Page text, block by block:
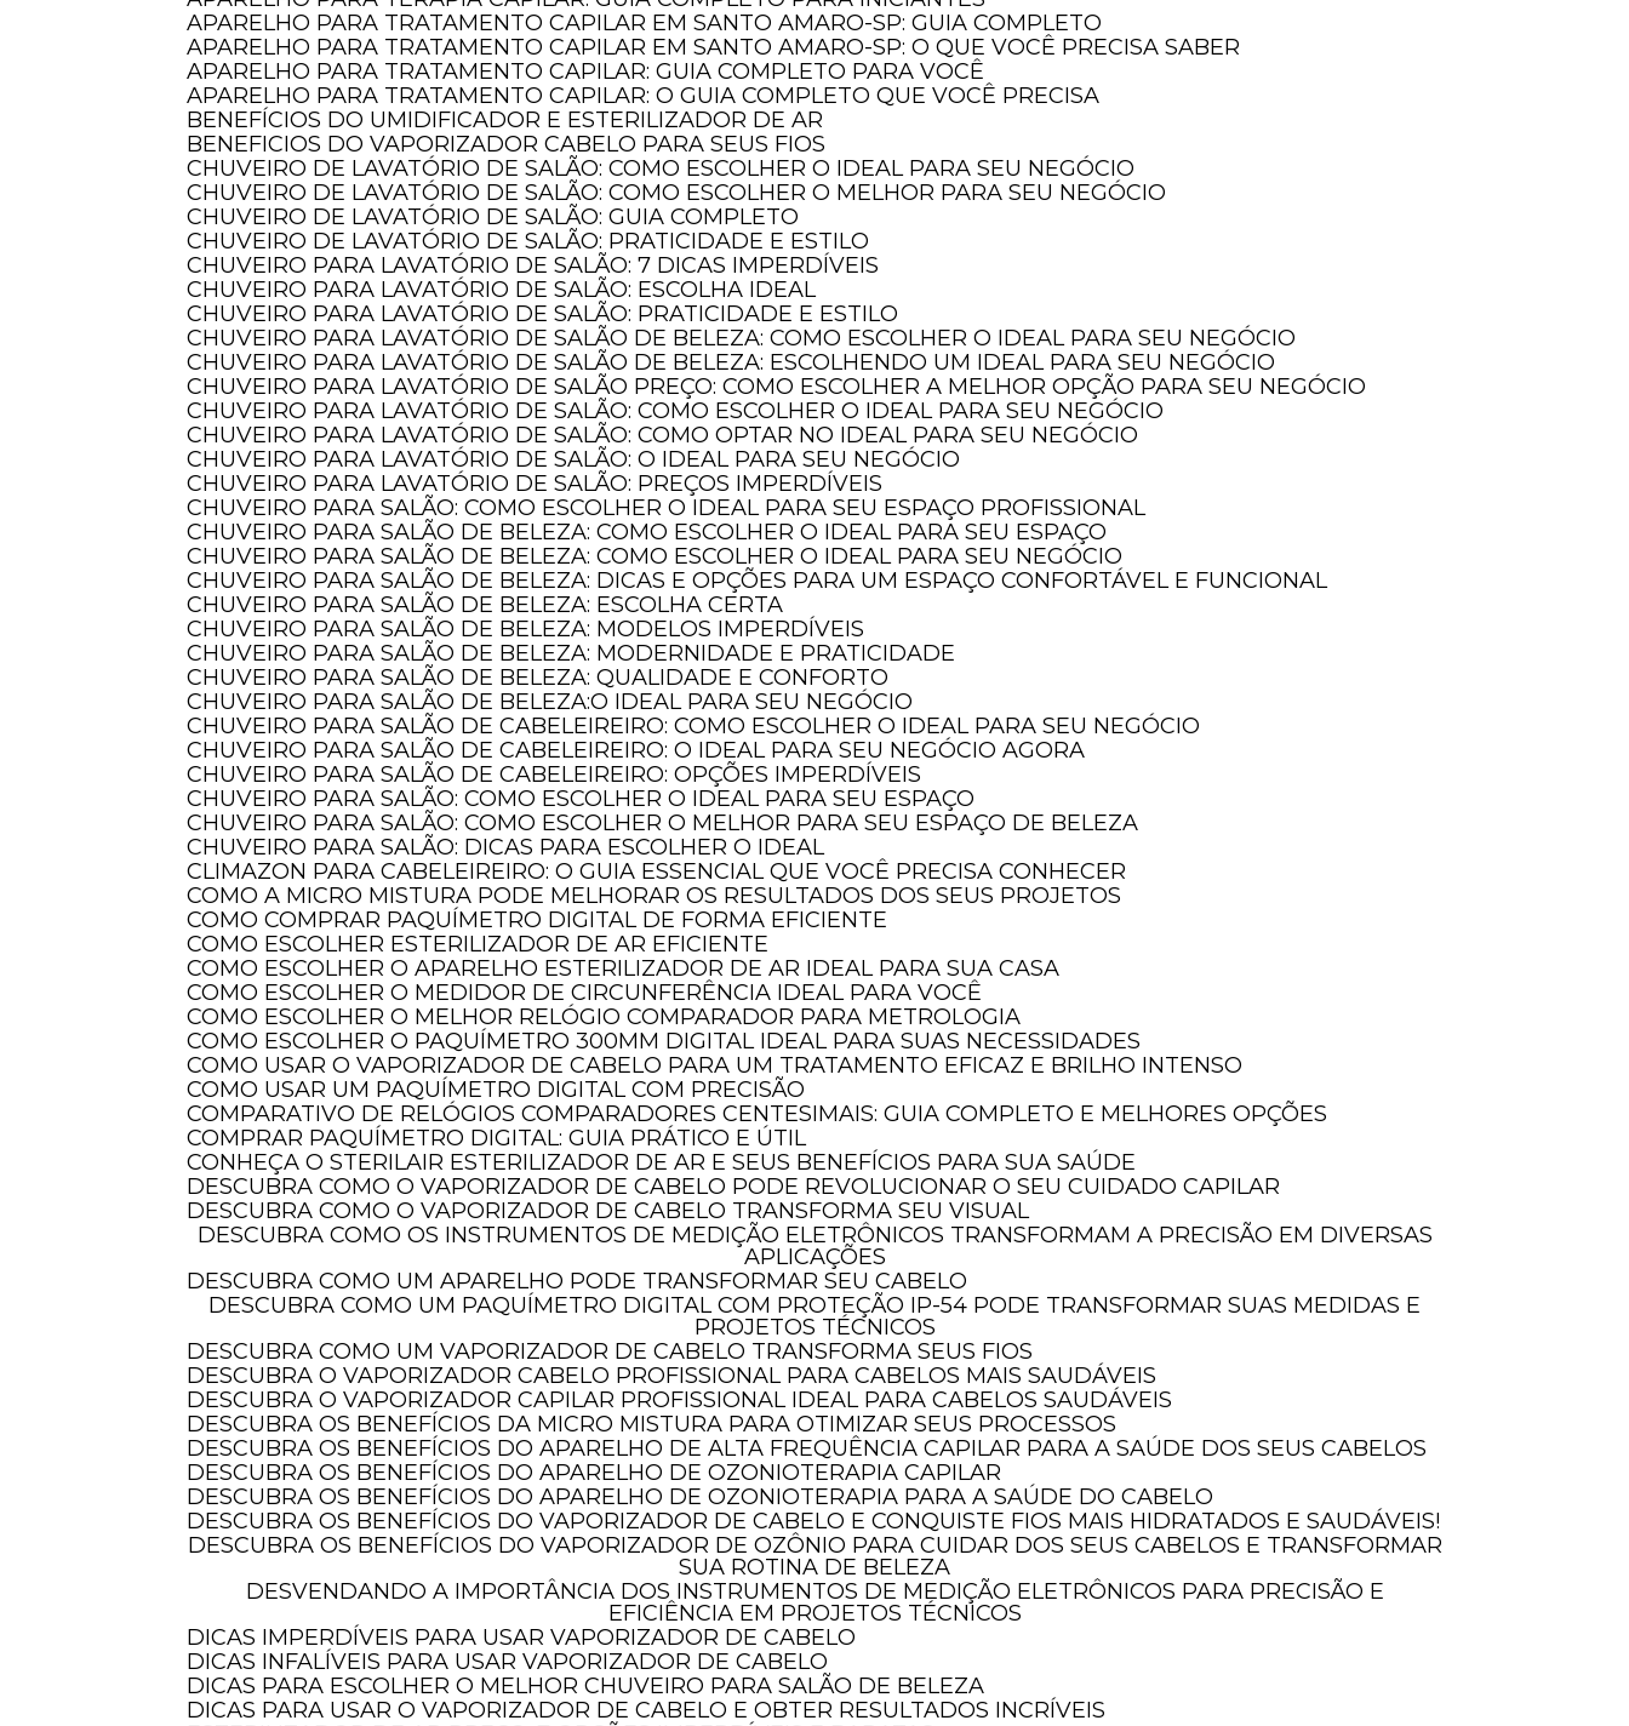
APARELHO PARA TRATAMENTO CAPILAR EM SANTO AMARO-SP: GUIA COMPLETO
APARELHO PARA TRATAMENTO CAPILAR EM SANTO AMARO-SP: O QUE VOCÊ PRECISA SABER
APARELHO PARA TRATAMENTO CAPILAR: GUIA COMPLETO PARA VOCÊ
APARELHO PARA TRATAMENTO CAPILAR: O GUIA COMPLETO QUE VOCÊ PRECISA
BENEFÍCIOS DO UMIDIFICADOR E ESTERILIZADOR DE AR
BENEFICIOS DO VAPORIZADOR CABELO PARA SEUS FIOS
CHUVEIRO DE LAVATÓRIO DE SALÃO: COMO ESCOLHER O IDEAL PARA SEU NEGÓCIO
CHUVEIRO DE LAVATÓRIO DE SALÃO: COMO ESCOLHER O MELHOR PARA SEU NEGÓCIO
CHUVEIRO DE LAVATÓRIO DE SALÃO: GUIA COMPLETO
CHUVEIRO DE LAVATÓRIO DE SALÃO: PRATICIDADE E ESTILO
CHUVEIRO PARA LAVATÓRIO DE SALÃO: 7 DICAS IMPERDÍVEIS
CHUVEIRO PARA LAVATÓRIO DE SALÃO: ESCOLHA IDEAL
CHUVEIRO PARA LAVATÓRIO DE SALÃO: PRATICIDADE E ESTILO
CHUVEIRO PARA LAVATÓRIO DE SALÃO DE BELEZA: COMO ESCOLHER O IDEAL PARA SEU NEGÓCIO
CHUVEIRO PARA LAVATÓRIO DE SALÃO DE BELEZA: ESCOLHENDO UM IDEAL PARA SEU NEGÓCIO
CHUVEIRO PARA LAVATÓRIO DE SALÃO PREÇO: COMO ESCOLHER A MELHOR OPÇÃO PARA SEU NEGÓCIO
CHUVEIRO PARA LAVATÓRIO DE SALÃO: COMO ESCOLHER O IDEAL PARA SEU NEGÓCIO
CHUVEIRO PARA LAVATÓRIO DE SALÃO: COMO OPTAR NO IDEAL PARA SEU NEGÓCIO
CHUVEIRO PARA LAVATÓRIO DE SALÃO: O IDEAL PARA SEU NEGÓCIO
CHUVEIRO PARA LAVATÓRIO DE SALÃO: PREÇOS IMPERDÍVEIS
CHUVEIRO PARA SALÃO: COMO ESCOLHER O IDEAL PARA SEU ESPAÇO PROFISSIONAL
CHUVEIRO PARA SALÃO DE BELEZA: COMO ESCOLHER O IDEAL PARA SEU ESPAÇO
CHUVEIRO PARA SALÃO DE BELEZA: COMO ESCOLHER O IDEAL PARA SEU NEGÓCIO
CHUVEIRO PARA SALÃO DE BELEZA: DICAS E OPÇÕES PARA UM ESPAÇO CONFORTÁVEL E FUNCIONAL
CHUVEIRO PARA SALÃO DE BELEZA: ESCOLHA CERTA
CHUVEIRO PARA SALÃO DE BELEZA: MODELOS IMPERDÍVEIS
CHUVEIRO PARA SALÃO DE BELEZA: MODERNIDADE E PRATICIDADE
CHUVEIRO PARA SALÃO DE BELEZA: QUALIDADE E CONFORTO
CHUVEIRO PARA SALÃO DE BELEZA:O IDEAL PARA SEU NEGÓCIO
CHUVEIRO PARA SALÃO DE CABELEIREIRO: COMO ESCOLHER O IDEAL PARA SEU NEGÓCIO
CHUVEIRO PARA SALÃO DE CABELEIREIRO: O IDEAL PARA SEU NEGÓCIO AGORA
CHUVEIRO PARA SALÃO DE CABELEIREIRO: OPÇÕES IMPERDÍVEIS
CHUVEIRO PARA SALÃO: COMO ESCOLHER O IDEAL PARA SEU ESPAÇO
CHUVEIRO PARA SALÃO: COMO ESCOLHER O MELHOR PARA SEU ESPAÇO DE BELEZA
CHUVEIRO PARA SALÃO: DICAS PARA ESCOLHER O IDEAL
CLIMAZON PARA CABELEIREIRO: O GUIA ESSENCIAL QUE VOCÊ PRECISA CONHECER
COMO A MICRO MISTURA PODE MELHORAR OS RESULTADOS DOS SEUS PROJETOS
COMO COMPRAR PAQUÍMETRO DIGITAL DE FORMA EFICIENTE
COMO ESCOLHER ESTERILIZADOR DE AR EFICIENTE
COMO ESCOLHER O APARELHO ESTERILIZADOR DE AR IDEAL PARA SUA CASA
COMO ESCOLHER O MEDIDOR DE CIRCUNFERÊNCIA IDEAL PARA VOCÊ
COMO ESCOLHER O MELHOR RELÓGIO COMPARADOR PARA METROLOGIA
COMO ESCOLHER O PAQUÍMETRO 300MM DIGITAL IDEAL PARA SUAS NECESSIDADES
COMO USAR O VAPORIZADOR DE CABELO PARA UM TRATAMENTO EFICAZ E BRILHO INTENSO
COMO USAR UM PAQUÍMETRO DIGITAL COM PRECISÃO
COMPARATIVO DE RELÓGIOS COMPARADORES CENTESIMAIS: GUIA COMPLETO E MELHORES OPÇÕES
COMPRAR PAQUÍMETRO DIGITAL: GUIA PRÁTICO E ÚTIL
CONHEÇA O STERILAIR ESTERILIZADOR DE AR E SEUS BENEFÍCIOS PARA SUA SAÚDE
DESCUBRA COMO O VAPORIZADOR DE CABELO PODE REVOLUCIONAR O SEU CUIDADO CAPILAR
DESCUBRA COMO O VAPORIZADOR DE CABELO TRANSFORMA SEU VISUAL
DESCUBRA COMO OS INSTRUMENTOS DE MEDIÇÃO ELETRÔNICOS TRANSFORMAM A PRECISÃO EM DIVERSAS
APLICAÇÕES
DESCUBRA COMO UM APARELHO PODE TRANSFORMAR SEU CABELO
DESCUBRA COMO UM PAQUÍMETRO DIGITAL COM PROTEÇÃO IP-54 PODE TRANSFORMAR SUAS MEDIDAS E
PROJETOS TÉCNICOS
DESCUBRA COMO UM VAPORIZADOR DE CABELO TRANSFORMA SEUS FIOS
DESCUBRA O VAPORIZADOR CABELO PROFISSIONAL PARA CABELOS MAIS SAUDÁVEIS
DESCUBRA O VAPORIZADOR CAPILAR PROFISSIONAL IDEAL PARA CABELOS SAUDÁVEIS
DESCUBRA OS BENEFÍCIOS DA MICRO MISTURA PARA OTIMIZAR SEUS PROCESSOS
DESCUBRA OS BENEFÍCIOS DO APARELHO DE ALTA FREQUÊNCIA CAPILAR PARA A SAÚDE DOS SEUS CABELOS
DESCUBRA OS BENEFÍCIOS DO APARELHO DE OZONIOTERAPIA CAPILAR
DESCUBRA OS BENEFÍCIOS DO APARELHO DE OZONIOTERAPIA PARA A SAÚDE DO CABELO
DESCUBRA OS BENEFÍCIOS DO VAPORIZADOR DE CABELO E CONQUISTE FIOS MAIS HIDRATADOS E SAUDÁVEIS!
DESCUBRA OS BENEFÍCIOS DO VAPORIZADOR DE OZÔNIO PARA CUIDAR DOS SEUS CABELOS E TRANSFORMAR
SUA ROTINA DE BELEZA
DESVENDANDO A IMPORTÂNCIA DOS INSTRUMENTOS DE MEDIÇÃO ELETRÔNICOS PARA PRECISÃO E
EFICIÊNCIA EM PROJETOS TÉCNICOS
DICAS IMPERDÍVEIS PARA USAR VAPORIZADOR DE CABELO
DICAS INFALÍVEIS PARA USAR VAPORIZADOR DE CABELO
DICAS PARA ESCOLHER O MELHOR CHUVEIRO PARA SALÃO DE BELEZA
DICAS PARA USAR O VAPORIZADOR DE CABELO E OBTER RESULTADOS INCRÍVEIS